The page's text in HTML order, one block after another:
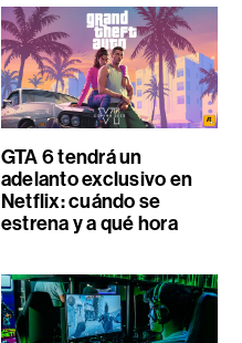
GTA 6 tendrá un
adelanto exclusivo en
Netflix: cuándo se
estrena y a qué hora